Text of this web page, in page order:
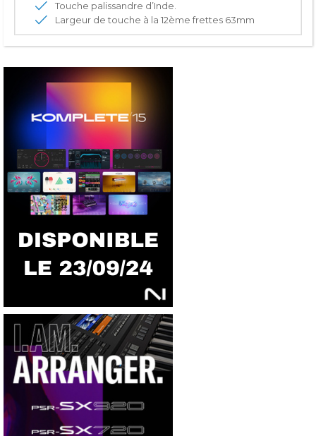
Touche palissandre d’Inde.
Largeur de touche à la 12ème frettes 63mm